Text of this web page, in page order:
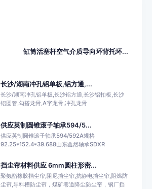
缸筒活塞杆空气介质导向环背托环...
长沙/湖南冲孔铝单板,铝方通,...
长沙/湖南冲孔铝单板,长沙铝方通,长沙铝扣板,长沙
铝圆管,勾搭龙骨,A字龙骨,冲孔龙骨
供应英制圆锥滚子轴承594/5...
供应英制圆锥滚子轴承594/592A规格
92.25*152.4*39.688山东鑫然轴承SDXR
挡尘帘材料供应 6mm圆柱形密...
聚氨酯橡胶挡尘帘,阻尼挡尘帘,抗静电挡尘帘,阻燃防
尘帘,导料槽防尘帘，煤矿巷道降尘防尘帘，钢厂挡